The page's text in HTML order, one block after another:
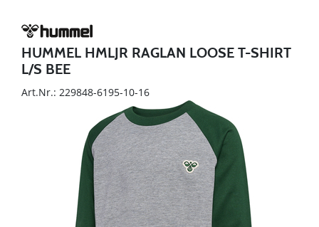
HUMMEL HMLJR RAGLAN LOOSE T-SHIRT
L/S BEE
Art.Nr.: 229848-6195-10-16